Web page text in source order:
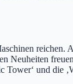
reichen.
Neuheiten
Tower‘ und die